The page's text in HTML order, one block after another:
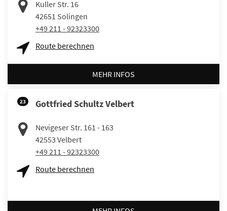
Kuller Str. 16
42651 Solingen
+49 211 - 92323300
Route berechnen
MEHR INFOS
23 Gottfried Schultz Velbert
Nevigeser Str. 161 - 163
42553 Velbert
+49 211 - 92323300
Route berechnen